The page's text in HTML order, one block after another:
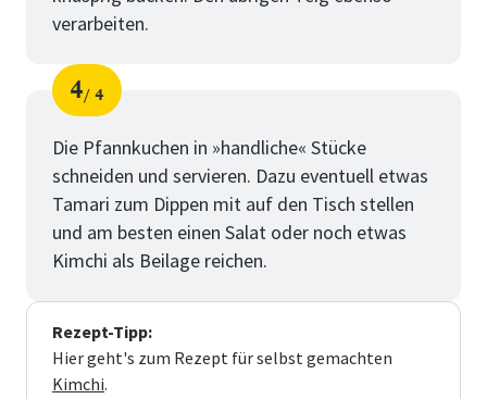
verarbeiten.
Schritt
4
von
4
Die Pfannkuchen in »handliche« Stücke
schneiden und servieren. Dazu eventuell etwas
Tamari zum Dippen mit auf den Tisch stellen
und am besten einen Salat oder noch etwas
Kimchi als Beilage reichen.
Rezept-Tipp:
Hier geht's zum Rezept für selbst gemachten
Kimchi.